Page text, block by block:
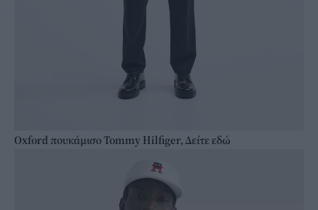
Oxford πουκάμισο Tommy Hilfiger, Δείτε εδώ